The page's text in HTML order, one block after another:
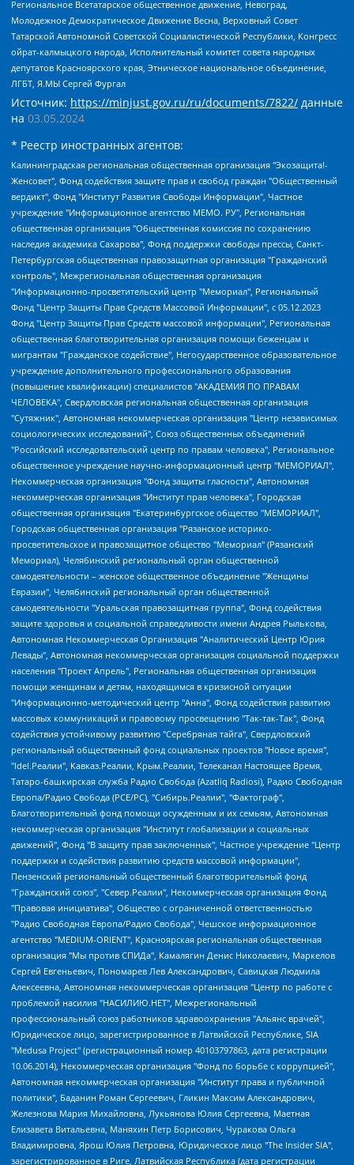
Региональное Всетатарское общественное движение, Невоград,
Молодежное Демократическое Движение Весна, Верховный Совет
Татарской Автономной Советской Социалистической Республики, Конгресс
ойрат-калмыцкого народа, Исполнительный комитет совета народных
депутатов Красноярского края, Этническое национальное объединение,
ЛГБТ, Я.МЫ Сергей Фургал
Источник: https://minjust.gov.ru/ru/documents/7822/ данные
на 03.05.2024
* Реестр иностранных агентов:
Калининградская региональная общественная организация "Экозащита!-Женсовет", Фонд содействия защите прав и свобод граждан "Общественный вердикт", Фонд "Институт Развития Свободы Информации", Частное учреждение "Информационное агентство МЕМО. РУ", Региональная общественная организация "Общественная комиссия по сохранению наследия академика Сахарова", Фонд поддержки свободы прессы, Санкт-Петербургская общественная правозащитная организация "Гражданский контроль", Межрегиональная общественная организация "Информационно-просветительский центр "Мемориал", Региональный Фонд "Центр Защиты Прав Средств Массовой Информации", с 05.12.2023 Фонд "Центр Защиты Прав Средств массовой информации", Региональная общественная благотворительная организация помощи беженцам и мигрантам "Гражданское содействие", Негосударственное образовательное учреждение дополнительного профессионального образования (повышение квалификации) специалистов "АКАДЕМИЯ ПО ПРАВАМ ЧЕЛОВЕКА", Свердловская региональная общественная организация "Сутяжник", Автономная некоммерческая организация "Центр независимых социологических исследований", Союз общественных объединений "Российский исследовательский центр по правам человека", Региональное общественное учреждение научно-информационный центр "МЕМОРИАЛ", Некоммерческая организация "Фонд защиты гласности", Автономная некоммерческая организация "Институт прав человека", Городская общественная организация "Екатеринбургское общество "МЕМОРИАЛ", Городская общественная организация "Рязанское историко-просветительское и правозащитное общество "Мемориал" (Рязанский Мемориал), Челябинский региональный орган общественной самодеятельности – женское общественное объединение "Женщины Евразии", Челябинский региональный орган общественной самодеятельности "Уральская правозащитная группа", Фонд содействия защите здоровья и социальной справедливости имени Андрея Рылькова, Автономная Некоммерческая Организация "Аналитический Центр Юрия Левады", Автономная некоммерческая организация социальной поддержки населения "Проект Апрель", Региональная общественная организация помощи женщинам и детям, находящимся в кризисной ситуации "Информационно-методический центр "Анна", Фонд содействия развитию массовых коммуникаций и правовому просвещению "Так-так-Так", Фонд содействия устойчивому развитию "Серебряная тайга", Свердловский региональный общественный фонд социальных проектов "Новое время", "Idel.Реалии", Кавказ.Реалии, Крым.Реалии, Телеканал Настоящее Время, Татаро-башкирская служба Радио Свобода (Azatliq Radiosi), Радио Свободная Европа/Радио Свобода (PCE/PC), "Сибирь.Реалии", "Фактограф", Благотворительный фонд помощи осужденным и их семьям, Автономная некоммерческая организация "Институт глобализации и социальных движений", Фонд "В защиту прав заключенных", Частное учреждение "Центр поддержки и содействия развитию средств массовой информации", Пензенский региональный общественный благотворительный фонд "Гражданский союз", "Север.Реалии", Некоммерческая организация Фонд "Правовая инициатива", Общество с ограниченной ответственностью "Радио Свободная Европа/Радио Свобода", Чешское информационное агентство "MEDIUM-ORIENT", Красноярская региональная общественная организация "Мы против СПИДа", Камалягин Денис Николаевич, Маркелов Сергей Евгеньевич, Пономарев Лев Александрович, Савицкая Людмила Алексеевна, Автономная некоммерческая организация "Центр по работе с проблемой насилия "НАСИЛИЮ.НЕТ", Межрегиональный профессиональный союз работников здравоохранения "Альянс врачей", Юридическое лицо, зарегистрированное в Латвийской Республике, SIA "Medusa Project" (регистрационный номер 40103797863, дата регистрации 10.06.2014), Некоммерческая организация "Фонд по борьбе с коррупцией", Автономная некоммерческая организация "Институт права и публичной политики", Баданин Роман Сергеевич, Гликин Максим Александрович, Железнова Мария Михайловна, Лукьянова Юлия Сергеевна, Маетная Елизавета Витальевна, Маняхин Петр Борисович, Чуракова Ольга Владимировна, Ярош Юлия Петровна, Юридическое лицо "The Insider SIA", зарегистрированное в Риге, Латвийская Республика (дата регистрации 26.06.2015), являющееся администратором доменного имени интернет-издания "The Insider SIA", https://theins.ru, Постернак Алексей Евгеньевич, Рубин Михаил Аркадьевич, Анин Роман Александрович, Юридическое лицо Istories fonds, зарегистрированное в Латвийской Республике (регистрационный номер 50008295751, дата регистрации 24.02.2020), Великовский Дмитрий Александрович, Долинина Ирина Николаевна, Мароховская Алеся Алексеевна, Шлейнов Роман Юрьевич, Шмагун Олеся Валентиновна, Общество с ограниченной ответственностью "Альтаир 2021", Общество с ограниченной ответственностью "Вега 2021", Общество с ограниченной ответственностью "Главный редактор 2021", Общество с ограниченной ответственностью "Ромашки монолит", Важенков Артем Валерьевич, Ивановская областная общественная организация "Центр гендерных исследований", Гурман Юрий Альбертович, Медиапроект "ОВД-Инфо", Егоров Владимир Владимирович, Жилинский Владимир Александрович, Общество с ограниченной ответственностью "ЗП", Иванова София Юрьевна, Карезина Инна Павловна, Кильтау Екатерина Викторовна, Петров Алексей Викторович, Пискунов Сергей Евгеньевич, Смирнов Сергей Сергеевич, Тихонов Михаил Сергеевич, Общество с ограниченной ответственностью "ЖУРНАЛИСТ-ИНОСТРАННЫЙ АГЕНТ", Арапова Галина Юрьевна, Вольтская Татьяна Анатольевна, Американская компания "Mason G.E.S. Anonymous Foundation" (США), являющаяся владельцем интернет-издания https://mnews.world/, Компания "Stichting Bellingcat", зарегистрированная в Нидерландах (дата регистрации 11.07.2018), Захаров Андрей Вячеславович, Клепиковская Екатерина Дмитриевна, Общество с ограниченной ответственностью "МЕМО", Перл Роман Александрович, Симонов Евгений Алексеевич, Соловьева Елена Анатольевна, Сотников Даниил Владимирович, Сурначева Елизавета Дмитриевна, Автономная некоммерческая организация по защите прав человека и информированию населения "Якутия – Наше Мнение", Общество с ограниченной ответственностью "Москоу диджитал медиа", с 26.01.2023 Общество с ограниченной ответственностью "Чайка Белые сады", Ветошкина Валерия Валерьевна, Заговора Максим Александрович, Межрегиональное общественное движение "Российская ЛГБТ - сеть", Оленичев Максим Владимирович, Павлов Иван Юрьевич, Скворцова Елена Сергеевна, Общество с ограниченной ответственностью "Как бы инагент", Кочетков Игорь Викторович, Общество с ограниченной ответственностью "Честные выборы", Еланчик Олег Александрович, Общество с ограниченной ответственностью "Нобелевский призыв", Гималова Регина Эмилевна, Григорьев Андрей Валерьевич, Григорьева Алина Александровна, Ассоциация по содействию защите прав призывников, альтернативнослужащих и военнослужащих "Правозащитная группа "Гражданин.Армия.Право", Хисамова Регина Фаритовна, Автономная некоммерческая организация по реализации социально-правовых программ "Лилит", Дальневосточное общественное движение "Маяк", Санкт-Петербургская ЛГБТ-инициативная группа "Выход", Инициативная группа ЛГБТ+ "Реверс", Алексеев Андрей Викторович, Бекбулатова Таисия Львовна, Беляев Иван Михайлович, Владыкина Елена Сергеевна, Гельман Марат Александрович, Никульшина Вероника Юрьевна, Толоконникова Надежда Андреевна, Шендерович Виктор Анатольевич, Общество с ограниченной ответственностью "Данное сообщение", Общество с ограниченной ответственностью Издательский дом "Новая глава", Айнбиндер Александра Александровна, Московский комьюнити-центр для ЛГБТ+инициатив, Благотворительный фонд развития филантропии, Deutsche Welle (Германия, Kurt-Schumacher-Strasse 3, 53113 Bonn), Борзунова Мария Михайловна, Воробьев Виктор Викторович, Голубева Анна Львовна, Константинова Алла Михайловна, Малкова Ирина Владимировна, Мурадов Мурад Абдулгалимович, Осетинская Елизавета Николаевна, Понасенков Евгений Николаевич, Ганапольский Матвей Юрьевич, Киселев Евгений Алексеевич, Борухович Ирина Григорьевна, Дремин Иван Тимофеевич, Дубровский Дмитрий Викторович, Красноярская региональная общественная организация поддержки и развития альтернативных образовательных технологий и межкультурных коммуникаций "ИНТЕРРА", Маяковская Екатерина Алексеевна, Фейгин Марк Захарович, Филимонов Андрей Викторович, Дзугкоева Регина Николаевна, Доброхотов Роман Александрович, Дудь Юрий Александрович, Елкин Сергей Владимирович, Кругликов Кирилл Игоревич, Сабунаева Мария Леонидовна, Семенов Алексей Владимирович, Шаинян Карен Багратович, Шульман Екатерина Михайловна, Асафьев Артур Валерьевич, Вахштайн Виктор Семенович, Венедиктов Алексей Алексеевич, Лушникова Екатерина Евгеньевна, Волков Леонид Михайлович, Невзоров Александр Глебович, Пархоменко Сергей Борисович, Сироткин Ярослав Николаевич, Кара-Мурза Владимир Владимирович, Баранова Наталья Владимировна, Гозман Леонид Яковлевич, Кагарлицкий Борис Юльевич, Климарев Михаил Валерьевич, Милов Владимир Станиславович, Автономная некоммерческая организация Краснодарский центр современного искусства "Типография", Моргенштерн Алишер Тагирович, Соболь Любовь Эдуардовна, Общество с ограниченной ответственностью "ЛИЗА НОРМ", Каспаров Гарри Кимович, Ходорковский Михаил Борисович, Общество с ограниченной ответственностью "Апрельские тезисы", Данилович Ирина Брониславовна, Кашин Олег Владимирович, Петров Николай Владимирович, Пивоваров Алексей Владимирович, Соколов Михаил Владимирович, Цветкова Юлия Владимировна, Чичваркин Евгений Александрович, Комитет против пыток/Команда против пыток, Общество с ограниченной ответственностью "Первый научный", Общество с ограниченной ответственностью "Вертолет и ко", Белоцерковская Вероника Борисовна, Кац Максим Евгеньевич, Лазарева Татьяна Юрьевна, Шаведдинов Руслан Табризович, Яшин Илья Валерьевич, Общество с ограниченной ответственностью "Иноагент ААВ", Алешковский Дмитрий Петрович, Альбац Евгения Марковна, Быков Дмитрий Львович, Галямина Юлия Евгеньевна, Лойко Сергей Леонидович, Мартынов Кирилл Константинович, Медведев Сергей Александрович, Крашенинников Федор Геннадиевич, Гордеева Катерина Вл